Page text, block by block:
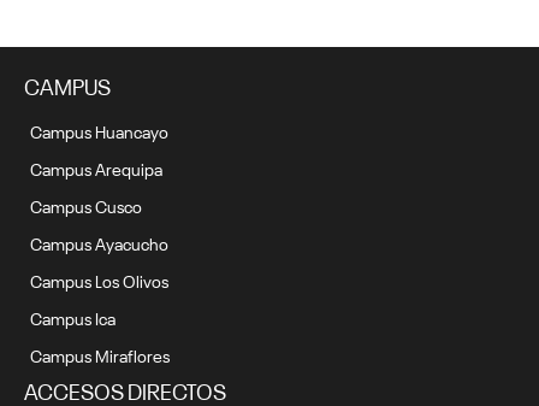
CAMPUS
Campus Huancayo
Campus Arequipa
Campus Cusco
Campus Ayacucho
Campus Los Olivos
Campus Ica
Campus Miraflores
ACCESOS DIRECTOS